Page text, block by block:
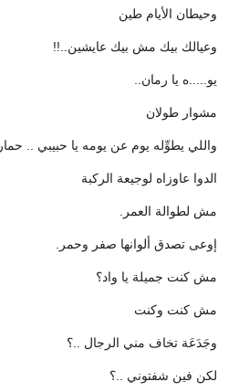
وحيطان الأيام طين
وعيالك بيك مش بيك عايشين..!!
يو.....ه يا رمان..
مشوار طولان
واللي يطوِّله يوم عن يومه يا حبيبي .. حمار
الدوا عاوزاه لوجيعة الركبة
مش لطوالة العمر.
إوعى تصدق ألوانها صفر وحمر.
مش كنت جميلة يا واد؟
مش كنت وكنت
وجَدَعَة تخاف مني الرجال ..؟
لكن فين شفتوني ..؟